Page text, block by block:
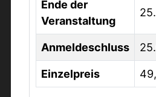
Ende der
Veranstaltung
Anmeldeschluss
Einzelpreis